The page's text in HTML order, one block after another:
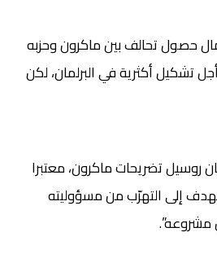
حصول تحالف بين ماكرون وحزبه
تشكيل أكثرية في البرلمان، لكن
روسيل تضريحات ماكرون، معتبرا
إلى التهرّب من مسؤوليته